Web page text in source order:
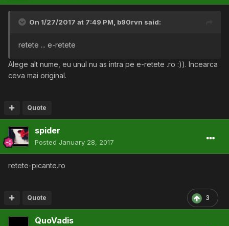
On 1/27/2017 at 7:49 PM, b90rvn said:
retete ... e-retete
Alege alt nume, eu unul nu as intra pe e-retete .ro :)). Incearca
ceva mai original.
Quote
spider
Posted January 28, 2017
retete-picante.ro
3
Quote
QuoVadis